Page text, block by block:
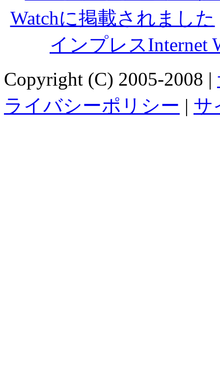
Watchに掲載されました
インプレスInternet
Copyright (C) 2005-2008 |
ライバシーポリシー | サ